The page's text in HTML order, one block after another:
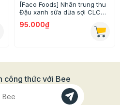
nhân cao cấp, ít ngọt.
[Faco Foods] Nhân trung thu
Đậu xanh sữa dừa sợi CLC
95.000₫
công thức với Bee